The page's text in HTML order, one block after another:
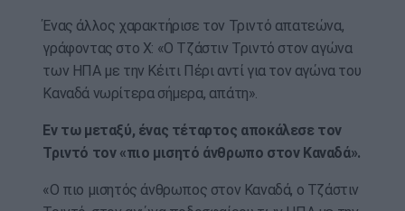
Ένας άλλος χαρακτήρισε τον Τριντό απατεώνα,
γράφοντας στο X: «Ο Τζάστιν Τριντό στον αγώνα
των ΗΠΑ με την Κέιτι Πέρι αντί για τον αγώνα του
Καναδά νωρίτερα σήμερα, απάτη».
Εν τω μεταξύ, ένας τέταρτος αποκάλεσε τον
Τριντό τον «πιο μισητό άνθρωπο στον Καναδά».
«Ο πιο μισητός άνθρωπος στον Καναδά, ο Τζάστιν